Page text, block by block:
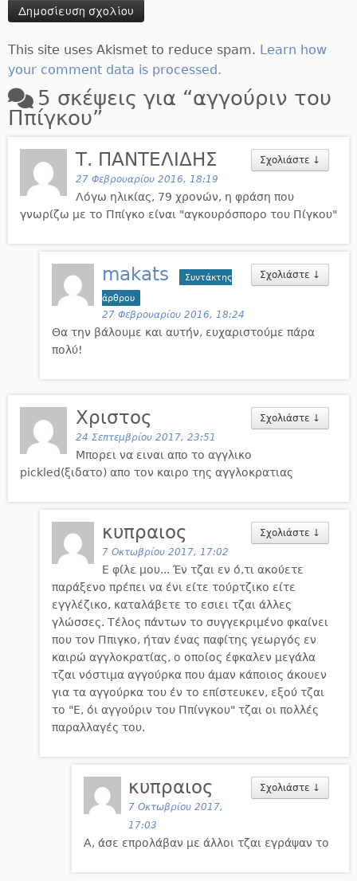
This site uses Akismet to reduce spam. Learn how
your comment data is processed.
5 σκέψεις για “αγγούριν του
Ππίγκου”
Σχολιάστε ↓
Τ. ΠΑΝΤΕΛΙΔΗΣ
27 Φεβρουαρίου 2016, 18:19
Λόγω ηλικίας, 79 χρονών, η φράση που
γνωρίζω με το Ππίγκο είναι "αγκουρόσπορο του Πίγκου"
Σχολιάστε ↓
makats
Συντάκτης
άρθρου
27 Φεβρουαρίου 2016, 18:24
Θα την βάλουμε και αυτήν, ευχαριστούμε πάρα
πολύ!
Σχολιάστε ↓
Χριστος
24 Σεπτεμβρίου 2017, 23:51
Μπορει να ειναι απο το αγγλικο
pickled(ξιδατο) απο τον καιρο της αγγλοκρατιας
Σχολιάστε ↓
κυπραιος
7 Οκτωβρίου 2017, 17:02
Ε φίλε μου... Έν τζαι εν ό,τι ακούετε
παράξενο πρέπει να ένι είτε τούρτζικο είτε
εγγλέζικο, καταλάβετε το εσιει τζαι άλλες
γλώσσες. Τέλος πάντων το συγγεκριμένο φκαίνει
που τον Ππιγκο, ήταν ένας παφίτης γεωργός εν
καιρώ αγγλοκρατίας, ο οποίος έφκαλεν μεγάλα
τζαι νόστιμα αγγούρκα που άμαν κάποιος άκουεν
για τα αγγούρκα του έν το επίστευκεν, εξού τζαι
το "Ε, όι αγγούριν του Ππίνγκου" τζαι οι πολλές
παραλλαγές του.
Σχολιάστε ↓
κυπραιος
7 Οκτωβρίου 2017,
17:03
Α, άσε επρολάβαν με άλλοι τζαι εγράψαν το